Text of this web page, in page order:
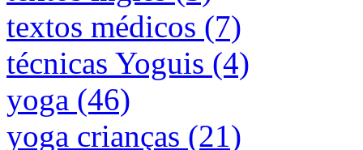
textos médicos (7)
técnicas Yoguis (4)
yoga (46)
yoga crianças (21)